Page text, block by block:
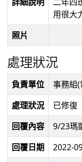
用很大
照片
處理狀況
負責單位
事務組
處理狀況
已修復
回覆內容
9/23瑪
回覆日期
2022-